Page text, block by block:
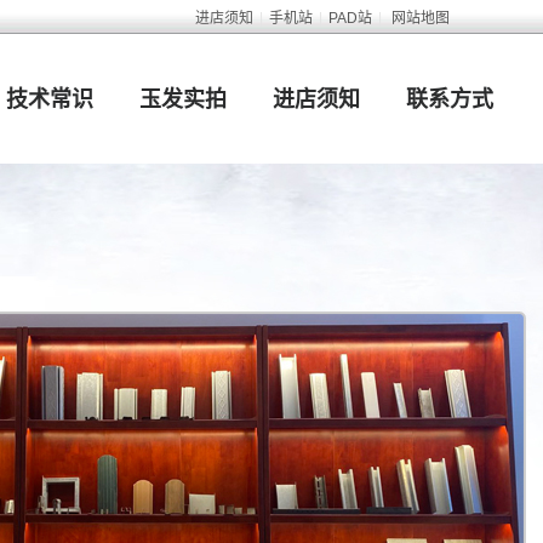
进店须知 手机站 PAD站 网站地图
技术常识 玉发实拍 进店须知 联系方式